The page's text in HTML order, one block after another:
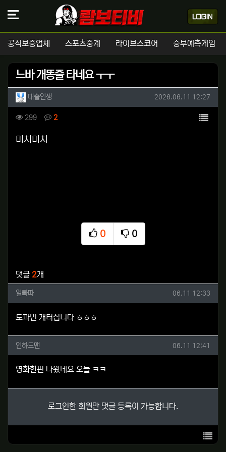
공식보증업체 스포츠중계 라이브스코어 승부예측게임
느바 개똥줄 타네요 ㅜㅜ
작성자 정보
대출인생 작성일
2026.06.11 12:27
컨텐츠 정보
299조회 2댓글 목록
본문
미치미치
0
추천
0
비추천
댓글 2개
일빠따님의 댓글
일빠따 작성일
06.11 12:33
도파민 개터집니다 ㅎㅎㅎ
인하드맨님의 댓글
인하드맨 작성일
06.11 12:41
영화한편 나왔네요 오늘 ㅋㅋ
로그인한 회원만 댓글 등록이 가능합니다.
목록